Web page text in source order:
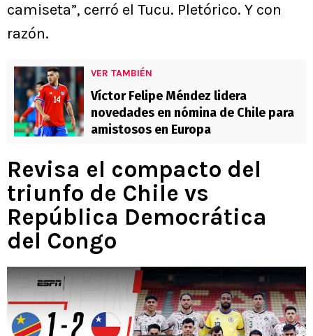
camiseta”, cerró el Tucu. Pletórico. Y con
razón.
VER TAMBIÉN
Víctor Felipe Méndez lidera
novedades en nómina de Chile para
amistosos en Europa
Revisa el compacto del
triunfo de Chile vs
República Democrática
del Congo